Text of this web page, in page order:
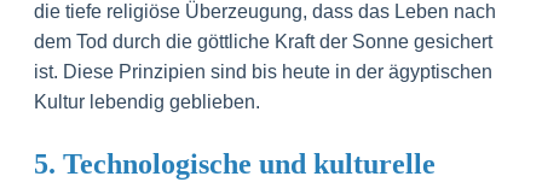
die tiefe religiöse Überzeugung, dass das Leben nach
dem Tod durch die göttliche Kraft der Sonne gesichert
ist. Diese Prinzipien sind bis heute in der ägyptischen
Kultur lebendig geblieben.
5. Technologische und kulturelle